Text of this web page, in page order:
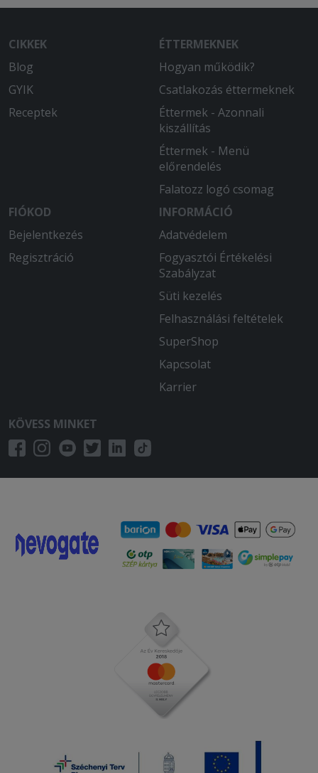
CIKKEK
Blog
GYIK
Receptek
ÉTTERMEKNEK
Hogyan működik?
Csatlakozás éttermeknek
Éttermek - Azonnali
kiszállítás
Éttermek - Menü
előrendelés
Falatozz logó csomag
FIÓKOD
Bejelentkezés
Regisztráció
INFORMÁCIÓ
Adatvédelem
Fogyasztói Értékelési
Szabályzat
Süti kezelés
Felhasználási feltételek
SuperShop
Kapcsolat
Karrier
KÖVESS MINKET